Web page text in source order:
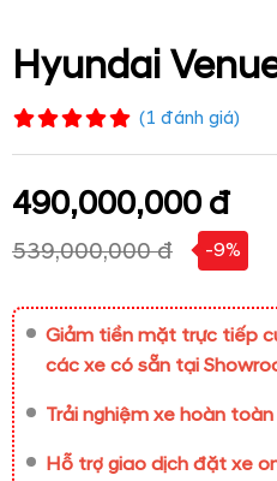
Hyundai
(1 đánh giá)
490,000,000 đ
539,000,000 đ -9%
Giảm tiền mặt trực tiếp
các xe có sẵn tại
Trải nghiệm xe hoàn
Hỗ trợ giao dịch đặt xe